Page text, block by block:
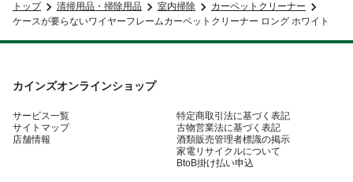
トップ 清掃用品・掃除用品 室内掃除
カーペットクリーナー
ケースが要らないワイヤーフレームカーペットクリーナー ロング ホワイト
カインズオンラインショップ
サービス一覧
サイトマップ
店舗情報
特定商取引法に基づく表記
古物営業法に基づく表記
酒類販売管理者標識の掲示
家電リサイクルについて
BtoB掛け払い申込